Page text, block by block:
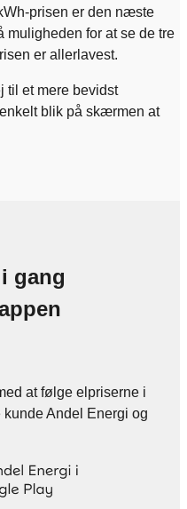
prisen er den næste
muligheden for at se de tre
er allerlavest.
til et mere bevidst
blik på skærmen at
gang
at følge elpriserne i
Andel Energi og